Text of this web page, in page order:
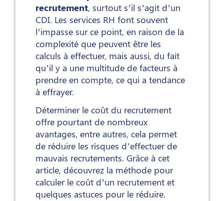
recrutement, surtout s’il s’agit d’un
CDI. Les services RH font souvent
l’impasse sur ce point, en raison de la
complexité que peuvent être les
calculs à effectuer, mais aussi, du fait
qu’il y a une multitude de facteurs à
prendre en compte, ce qui a tendance
à effrayer.
Déterminer le coût du recrutement
offre pourtant de nombreux
avantages, entre autres, cela permet
de réduire les risques d’effectuer de
mauvais recrutements. Grâce à cet
article, découvrez la méthode pour
calculer le coût d’un recrutement et
quelques astuces pour le réduire.